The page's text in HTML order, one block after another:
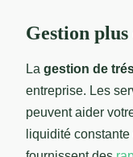
Gestion
La gestion de
entreprise. Les
peuvent aider
liquidité